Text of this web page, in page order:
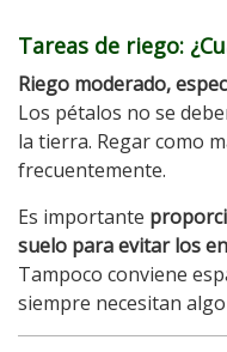
Tareas de riego:
Riego moderado,
Los pétalos no se
la tierra. Regar como
frecuentemente.
Es importante
suelo para evitar los
Tampoco conviene
siempre necesitan